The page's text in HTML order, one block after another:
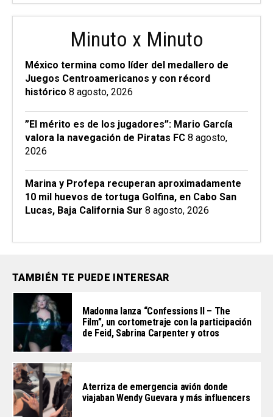
Minuto x Minuto
México termina como líder del medallero de
Juegos Centroamericanos y con récord
histórico 8 agosto, 2026
”El mérito es de los jugadores”: Mario García
valora la navegación de Piratas FC 8 agosto,
2026
Marina y Profepa recuperan aproximadamente
10 mil huevos de tortuga Golfina, en Cabo San
Lucas, Baja California Sur 8 agosto, 2026
TAMBIÉN TE PUEDE INTERESAR
Madonna lanza “Confessions II – The
Film”, un cortometraje con la participación
de Feid, Sabrina Carpenter y otros
Aterriza de emergencia avión donde
viajaban Wendy Guevara y más influencers